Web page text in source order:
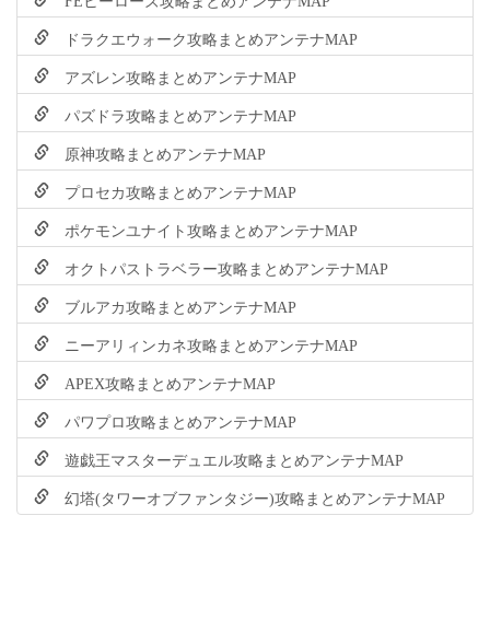
ドラクエウォーク攻略まとめアンテナMAP
アズレン攻略まとめアンテナMAP
パズドラ攻略まとめアンテナMAP
原神攻略まとめアンテナMAP
プロセカ攻略まとめアンテナMAP
ポケモンユナイト攻略まとめアンテナMAP
オクトパストラベラー攻略まとめアンテナMAP
ブルアカ攻略まとめアンテナMAP
ニーアリィンカネ攻略まとめアンテナMAP
APEX攻略まとめアンテナMAP
パワプロ攻略まとめアンテナMAP
遊戯王マスターデュエル攻略まとめアンテナMAP
幻塔(タワーオブファンタジー)攻略まとめアンテナMAP